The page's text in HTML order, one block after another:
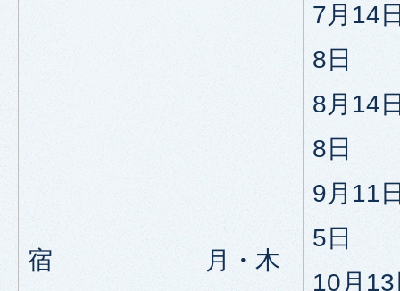
宿 月・木
7月14
8日
8月14
8日
9月11
5日
10月